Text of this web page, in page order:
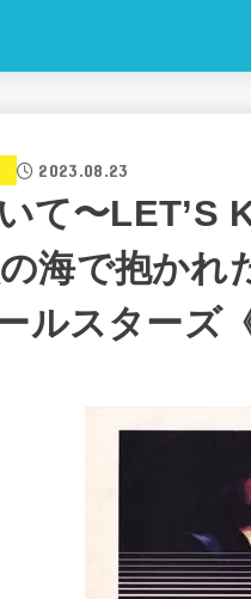
2023.08.23
て〜LET’S
海で抱かれ
ルスターズ